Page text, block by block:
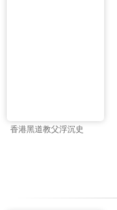
香港黑道教父浮沉史